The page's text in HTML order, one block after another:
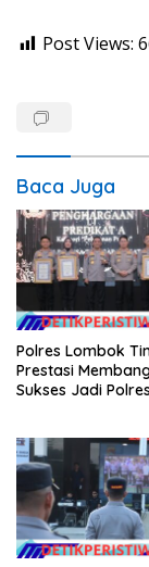
Post Views:
Baca Juga
Polres Lombok
Prestasi
Sukses Jadi